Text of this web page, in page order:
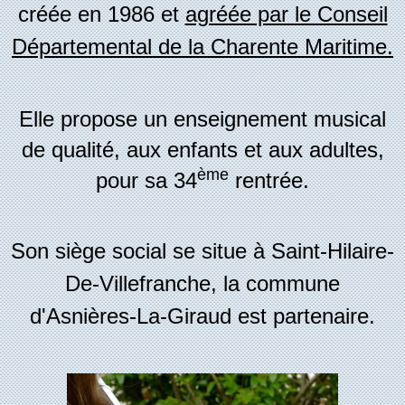
créée en 1986 etagréée par le Conseil
Départemental de la Charente Maritime.
Elle propose un enseignement musical
de qualité, aux enfants et aux adultes,
pour sa 34èmerentrée.
Son siège social se situe à Saint-Hilaire-
De-Villefranche, la commune
d'Asnières-La-Giraud est partenaire.